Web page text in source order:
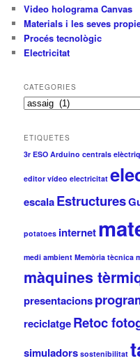
Video holograma Canvas
Materials i les seves
Procés tecnològic
Electricitat
CATEGORIES
C
e
g
r
e
ETIQUETES
3r ESO Arduino centrals
editor vídeo electricitat
escalaEstructures
potatoes internet
medi ambient Memòria tècnica
màquines
presentacions
reciclatgeRetoc
simuladors sostenibilitat